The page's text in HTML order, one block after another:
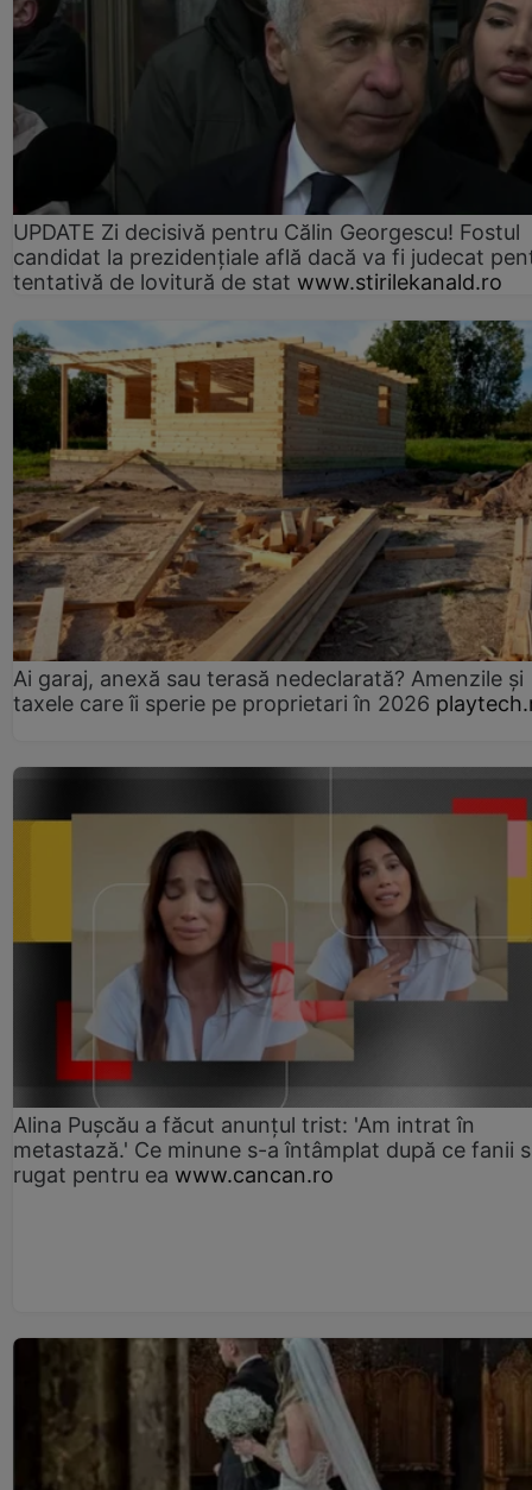
UPDATE Zi decisivă pentru Călin Georgescu! Fostul
candidat la prezidențiale află dacă va fi judecat
tentativă de lovitură de stat www.stirilekanald.ro
Ai garaj, anexă sau terasă nedeclarată? Amenzile și
taxele care îi sperie pe proprietari în 2026
Alina Pușcău a făcut anunțul trist: 'Am intrat în
metastază.' Ce minune s-a întâmplat după ce fanii
rugat pentru ea www.cancan.ro